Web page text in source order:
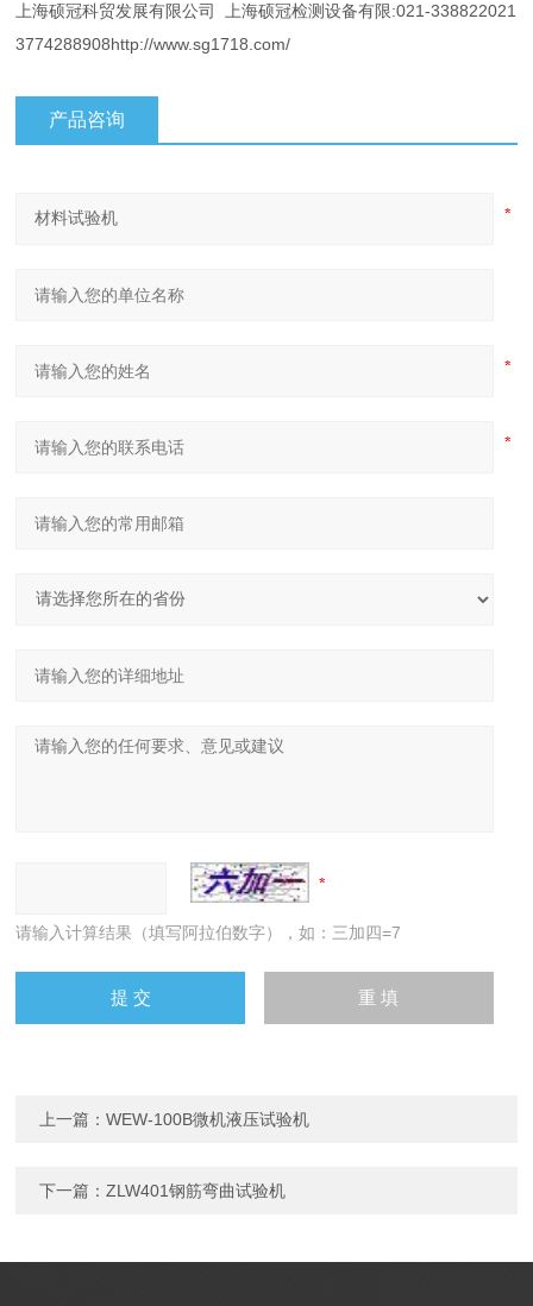
上海硕冠科贸发展有限公司 上海硕冠检测设备有限:021-338822021
3774288908http://www.sg1718.com/
产品咨询
请输入计算结果（填写阿拉伯数字），如：三加四=7
上一篇：WEW-100B微机液压试验机
下一篇：ZLW401钢筋弯曲试验机